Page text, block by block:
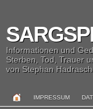
Informationen und
Sterben, Tod, Trauer
von Stephan
IMPRESSUM